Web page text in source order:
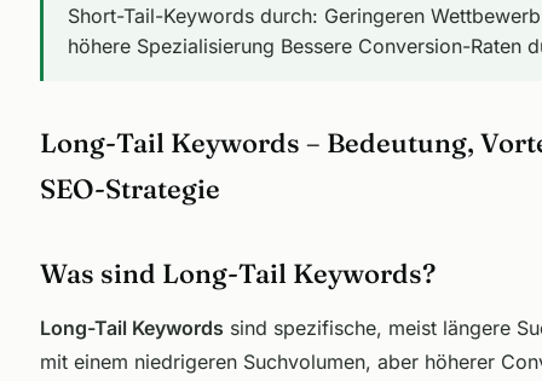
Short-Tail-Keywords durch: Geringeren
höhere Spezialisierung Bessere Conversion-Raten
Long-Tail Keywords – Bedeutung,
SEO-Strategie
Was sind Long-Tail Keywords?
Long-Tail Keywords sind spezifische, meist längere
mit einem niedrigeren Suchvolumen, aber höherer